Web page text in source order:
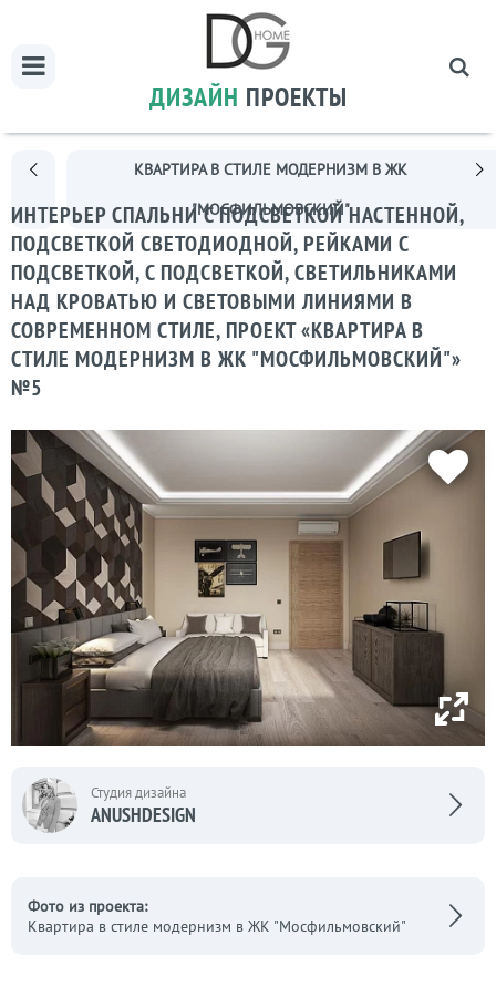
ДИЗАЙН ПРОЕКТЫ
КВАРТИРА В СТИЛЕ МОДЕРНИЗМ В ЖК
"МОСФИЛЬМОВСКИЙ"
ИНТЕРЬЕР СПАЛЬНИ С ПОДСВЕТКОЙ НАСТЕННОЙ,
ПОДСВЕТКОЙ СВЕТОДИОДНОЙ, РЕЙКАМИ С
ПОДСВЕТКОЙ, С ПОДСВЕТКОЙ, СВЕТИЛЬНИКАМИ
НАД КРОВАТЬЮ И СВЕТОВЫМИ ЛИНИЯМИ В
СОВРЕМЕННОМ СТИЛЕ, ПРОЕКТ «КВАРТИРА В
СТИЛЕ МОДЕРНИЗМ В ЖК "МОСФИЛЬМОВСКИЙ"»
№5
Студия дизайна
ANUSHDESIGN
Фото из проекта:
Квартира в стиле модернизм в ЖК "Мосфильмовский"